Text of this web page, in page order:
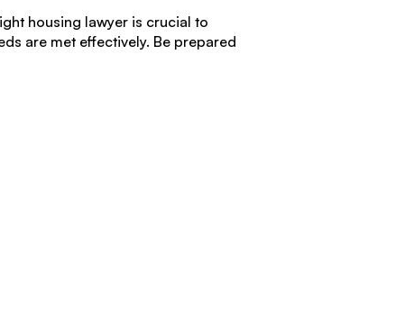
housing lawyer is crucial to
are met effectively. Be prepared